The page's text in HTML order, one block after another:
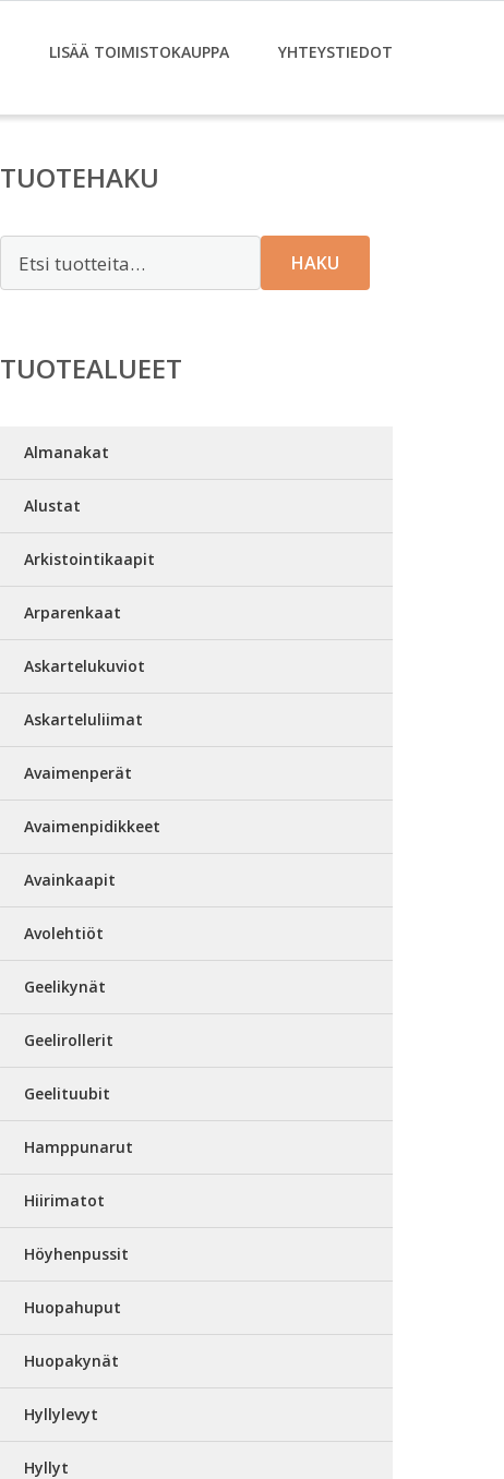
LISÄÄ TOIMISTOKAUPPA YHTEYSTIEDOT
TUOTEHAKU
HAKU
TUOTEALUEET
Almanakat
Alustat
Arkistointikaapit
Arparenkaat
Askartelukuviot
Askarteluliimat
Avaimenperät
Avaimenpidikkeet
Avainkaapit
Avolehtiöt
Geelikynät
Geelirollerit
Geelituubit
Hamppunarut
Hiirimatot
Höyhenpussit
Huopahuput
Huopakynät
Hyllylevyt
Hyllyt